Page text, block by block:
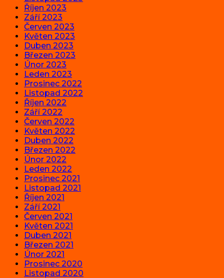
Říjen 2023
Září 2023
Červen 2023
Květen 2023
Duben 2023
Březen 2023
Únor 2023
Leden 2023
Prosinec 2022
Listopad 2022
Říjen 2022
Září 2022
Červen 2022
Květen 2022
Duben 2022
Březen 2022
Únor 2022
Leden 2022
Prosinec 2021
Listopad 2021
Říjen 2021
Září 2021
Červen 2021
Květen 2021
Duben 2021
Březen 2021
Únor 2021
Prosinec 2020
Listopad 2020